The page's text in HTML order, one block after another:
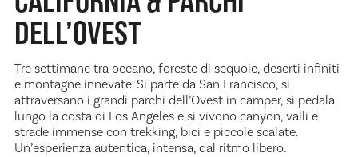
DELL’OVEST
Tre settimane tra oceano, foreste di sequoie, deserti infiniti
e montagne innevate. Si parte da San Francisco, si
attraversano i grandi parchi dell’Ovest in camper, si pedala
lungo la costa di Los Angeles e si vivono canyon, valli e
strade immense con trekking, bici e piccole scalate.
Un’esperienza autentica, intensa, dal ritmo libero.